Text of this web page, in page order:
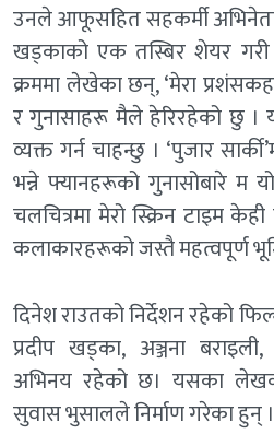
उनले आफूसहित सहकर्मी
खड्काको एक तस्बिर शेयर गरी
क्रममा लेखेका छन्, ‘मेरा
र गुनासाहरू मैले हेरिरहेको छु ।
व्यक्त गर्न चाहन्छु । ‘पुजार
भन्ने फ्यानहरूको गुनासोबारे म
चलचित्रमा मेरो स्क्रिन टाइम केही
कलाकारहरूको जस्तै महत्वपूर्ण
दिनेश राउतको निर्देशन रहेको
प्रदीप खड्का, अञ्जना
अभिनय रहेको छ। यसका
सुवास भुसालले निर्माण गरेका हुन् ।